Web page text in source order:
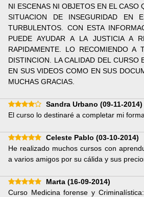
NI ESCENAS NI OBJETOS EN EL CASO
SITUACION DE INSEGURIDAD EN
TURBULENTOS. CON ESTA
PUEDE AYUDAR A LA JUSTICIA A
RAPIDAMENTE. LO RECOMIENDO A
DISTINCION. LA CALIDAD DEL CURSO
EN SUS VIDEOS COMO EN SUS
MUCHAS GRACIAS.
Sandra Urbano (09-11-2014)
El curso lo destinaré a completar mi
Celeste Pablo (03-10-2014)
He realizado muchos cursos con
a varios amigos por su cálida y sus
Marta (16-09-2014)
Curso Medicina forense y